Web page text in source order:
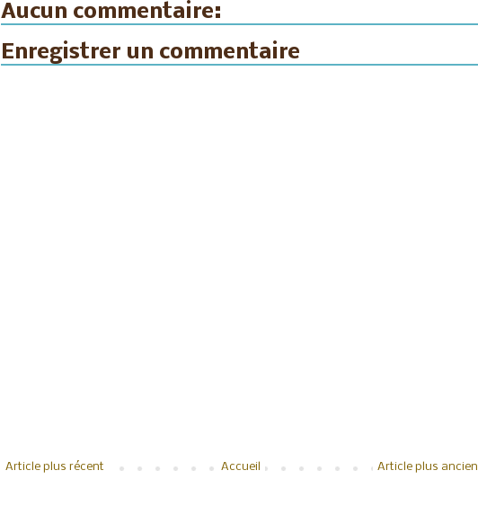
Aucun commentaire:
Enregistrer un commentaire
Article plus récent Article plus ancien
Accueil